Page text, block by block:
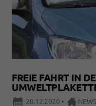
FREIE FAHRT IN
20.12.2020 • NEWS